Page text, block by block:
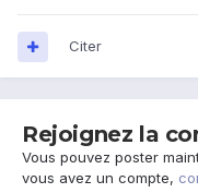
Citer
Rejoignez la
Vous pouvez poster
vous avez un compte,